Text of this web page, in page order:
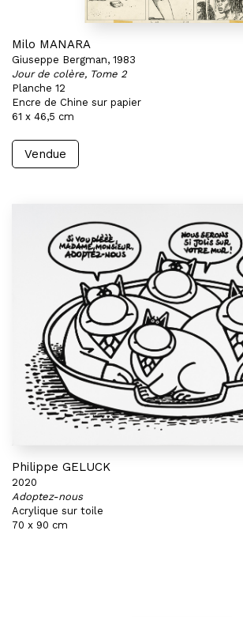
Milo MANARA
Giuseppe Bergman, 1983
Jour de colère, Tome 2
Planche 12
Encre de Chine sur papier
61 x 46,5 cm
Vendue
Philippe GELUCK
2020
Adoptez-nous
Acrylique sur toile
70 x 90 cm